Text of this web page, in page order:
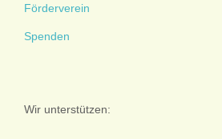
Förderverein
Spenden
Wir unterstützen: